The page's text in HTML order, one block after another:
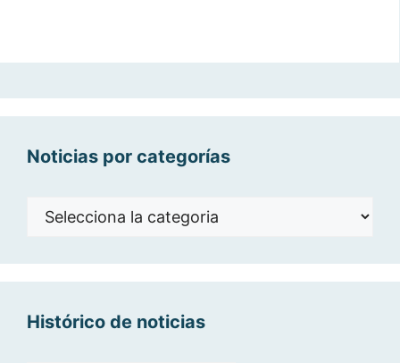
Noticias por categorías
Noticias
Histórico de noticias